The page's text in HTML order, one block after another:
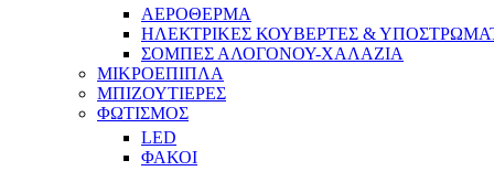
ΑΕΡΟΘΕΡΜΑ
ΗΛΕΚΤΡΙΚΕΣ ΚΟΥΒΕΡΤΕΣ &
ΣΟΜΠΕΣ ΑΛΟΓΟΝΟΥ-ΧΑΛΑΖΙΑ
ΜΙΚΡΟΕΠΙΠΛΑ
ΜΠΙΖΟΥΤΙΕΡΕΣ
ΦΩΤΙΣΜΟΣ
LED
ΦΑΚΟΙ